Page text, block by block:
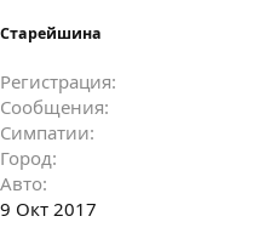
Старейшина
Регистрация
Сообщения
Симпатии
Город
Авто
9 Окт 2017